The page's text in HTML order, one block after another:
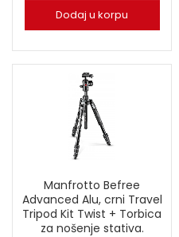
Dodaj u korpu
Manfrotto Befree
Advanced Alu, crni Travel
Tripod Kit Twist + Torbica
za nošenje stativa.